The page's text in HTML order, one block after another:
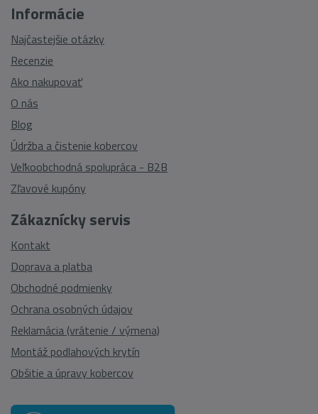
Zákaznícky servis
Kontakt
Doprava a platba
Obchodné podmienky
Ochrana osobných údajov
Reklamácia (vrátenie / výmena)
Montáž podlahových krytín
Obšitie a úpravy kobercov
Informácie
Najčastejšie otázky
Recenzie
Ako nakupovať
O nás
Blog
Údržba a čistenie kobercov
Veľkoobchodná spolupráca - B2B
Zľavové kupóny